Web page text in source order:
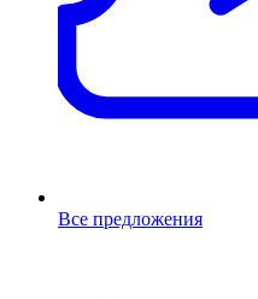
Все предложения